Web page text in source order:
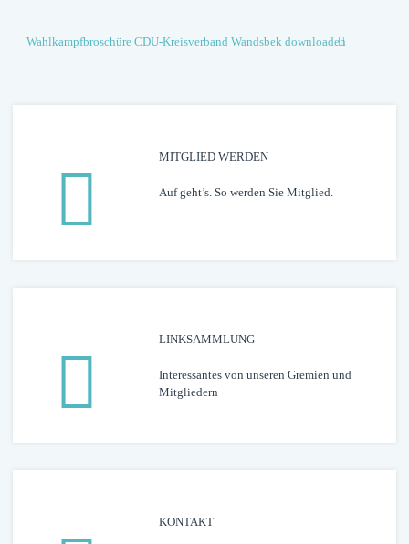
Wahlkampfbroschüre CDU-Kreisverband Wandsbek downloaden
MITGLIED WERDEN
Auf geht’s. So werden Sie Mitglied.
LINK­­­SAMMLUNG
Interessantes von unseren Gremien und
Mitgliedern
KONTAKT